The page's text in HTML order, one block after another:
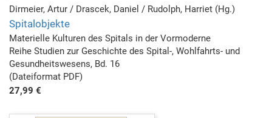
Dirmeier, Artur / Drascek, Daniel / Rudolph, Harriet (Hg.)
Spitalobjekte
Materielle Kulturen des Spitals in der Vormoderne
Reihe Studien zur Geschichte des Spital-, Wohlfahrts- und
Gesundheitswesens, Bd. 16
(Dateiformat PDF)
27,99 €